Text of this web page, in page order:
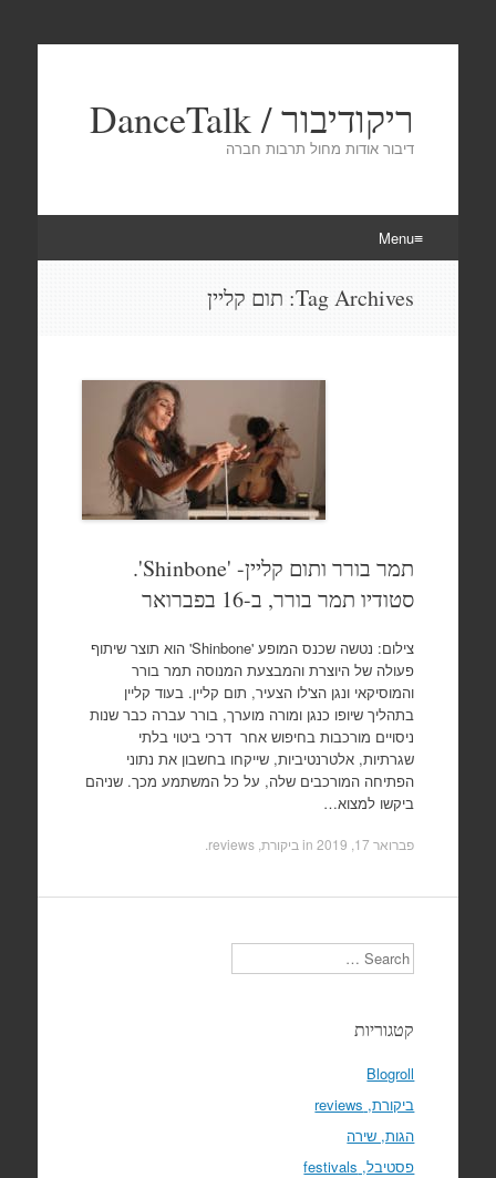
ריקודיבור / DanceTalk
דיבור אודות מחול תרבות חברה
Menu
Tag Archives: תום קליין
תמר בורר ותום קליין- 'Shinbone'.
סטודיו תמר בורר, ב-16 בפברואר
צילום: נטשה שכנס המופע 'Shinbone' הוא תוצר שיתוף
פעולה של היוצרת והמבצעת המנוסה תמר בורר
והמוסיקאי ונגן הצ'לו הצעיר, תום קליין. בעוד קליין
בתהליך שיופו כנגן ומורה מוערך, בורר עברה כבר שנות
ניסויים מורכבות בחיפוש אחר דרכי ביטוי בלתי
שגרתיות, אלטרנטיביות, שייקחו בחשבון את נתוני
הפתיחה המורכבים שלה, על כל המשתמע מכך. שניהם
ביקשו למצוא…
פברואר 17, 2019 in ביקורת, reviews
Search
קטגוריות
Blogroll
ביקורת, reviews
הגות, שירה
פסטיבל, festivals